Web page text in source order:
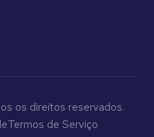
os direitos reservados.
Termos de Serviço